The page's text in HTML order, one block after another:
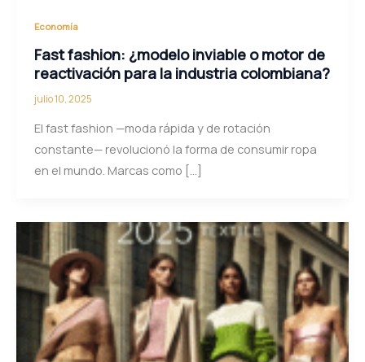
Economía
Fast fashion: ¿modelo inviable o motor de
reactivación para la industria colombiana?
julio 10, 2025
El fast fashion —moda rápida y de rotación
constante— revolucionó la forma de consumir ropa
en el mundo. Marcas como […]